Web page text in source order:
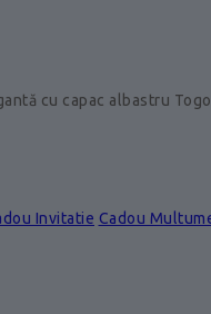
cu capac albastru
Invitatie Cadou